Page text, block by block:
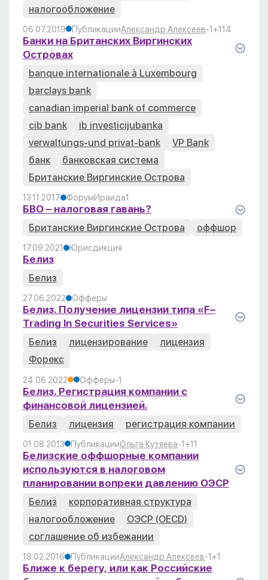
налогообложение
06.07.2019 ПубликацииАлександр Алексеев-1 +114
Банки на Британских Виргинских
Островах
banque internationale à Luxembourg
barclays bank
canadian imperial bank of commerce
cib bank
ib investicijubanka
verwaltungs-und privat-bank
VP Bank
банк
банковская система
Британские Виргинские Острова
13.11.2017 ФорумИраида1
БВО – налоговая гавань?
Британские Виргинские Острова оффшор
17.09.2021 Юрисдикция
Белиз
Белиз
27.06.2022 Офферы
Белиз. Получение лицензии типа «F–
Trading In Securities Services»
Белиз лицензирование
лицензия
Форекс
24.06.2022 Офферы-1
Белиз. Регистрация компании с
финансовой лицензией.
Белиз лицензия регистрация компании
01.08.2013 ПубликацииОльга Кутяева-1 +11
Белизские оффшорные компании
используются в налоговом
планировании вопреки давлению ОЭСР
Белиз
корпоративная структура
налогообложение
ОЭСР (OECD)
соглашение об избежании
18.02.2016 ПубликацииАлександр Алексеев-1 +1
Ближе к берегу, или как Российские